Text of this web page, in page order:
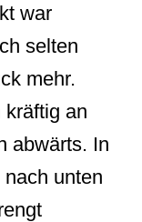
war
selten
mehr.
kräftig an
abwärts. In
unten